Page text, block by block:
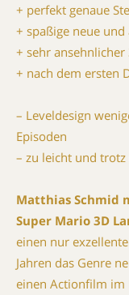
+ perfekt genaue
+ spaßige neue
+ sehr ansehnlicher
+ nach dem ersten
– Leveldesign
Episoden
– zu leicht und
Matthias Schmid
Super Mario 3D
einen nur
Jahren das Genre
einen Actionfilm im